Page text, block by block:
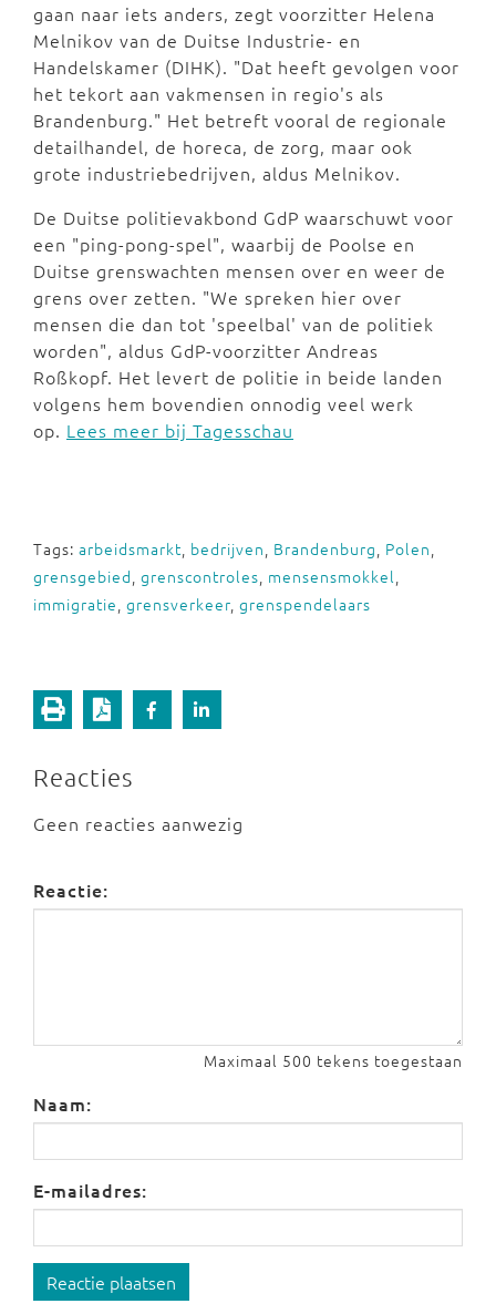
gaan naar iets anders, zegt voorzitter Helena
Melnikov van de Duitse Industrie- en
Handelskamer (DIHK). "Dat heeft gevolgen voor
het tekort aan vakmensen in regio's als
Brandenburg." Het betreft vooral de regionale
detailhandel, de horeca, de zorg, maar ook
grote industriebedrijven, aldus Melnikov.
De Duitse politievakbond GdP waarschuwt voor
een "ping-pong-spel", waarbij de Poolse en
Duitse grenswachten mensen over en weer de
grens over zetten. "We spreken hier over
mensen die dan tot 'speelbal' van de politiek
worden", aldus GdP-voorzitter Andreas
Roßkopf. Het levert de politie in beide landen
volgens hem bovendien onnodig veel werk
op. Lees meer bij Tagesschau
Tags: arbeidsmarkt, bedrijven, Brandenburg, Polen,
grensgebied, grenscontroles, mensensmokkel,
immigratie, grensverkeer, grenspendelaars
Reacties
Geen reacties aanwezig
Reactie:
Maximaal 500 tekens toegestaan
Naam:
E-mailadres:
Reactie plaatsen